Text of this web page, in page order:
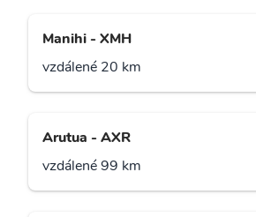
Manihi - XMH
vzdálené 20 km
Arutua - AXR
vzdálené 99 km